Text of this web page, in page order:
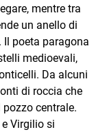
mentre tra
un anello di
poeta paragona
medioevali,
Da alcuni
di roccia che
centrale.
Virgilio si